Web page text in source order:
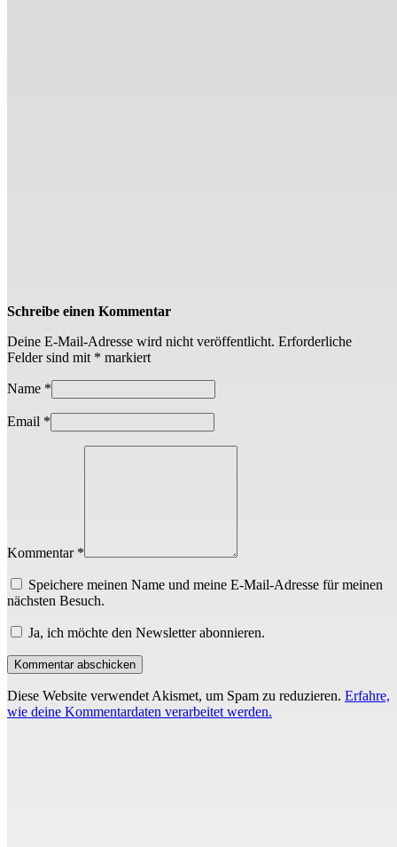
Schreibe einen Kommentar
Deine E-Mail-Adresse wird nicht veröffentlicht. Erforderliche
Felder sind mit * markiert
Name *
Email *
Kommentar *
Speichere meinen Name und meine E-Mail-Adresse für meinen
nächsten Besuch.
Ja, ich möchte den Newsletter abonnieren.
Diese Website verwendet Akismet, um Spam zu reduzieren. Erfahre,
wie deine Kommentardaten verarbeitet werden.